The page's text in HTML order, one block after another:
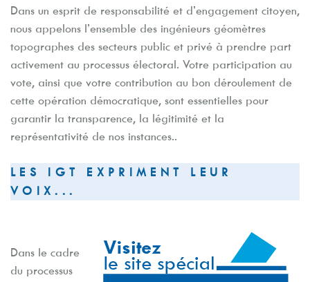
Dans un esprit de responsabilité et d’engagement citoyen,
nous appelons l’ensemble des ingénieurs géomètres
topographes des secteurs public et privé à prendre part
activement au processus électoral. Votre participation au
vote, ainsi que votre contribution au bon déroulement de
cette opération démocratique, sont essentielles pour
garantir la transparence, la légitimité et la
représentativité de nos instances..
LES IGT EXPRIMENT LEUR
VOIX...
Dans le cadre
du processus